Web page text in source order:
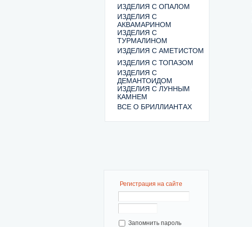
ИЗДЕЛИЯ С ОПАЛОМ
ИЗДЕЛИЯ С
АКВАМАРИНОМ
ИЗДЕЛИЯ С
ТУРМАЛИНОМ
ИЗДЕЛИЯ С АМЕТИСТОМ
ИЗДЕЛИЯ С ТОПАЗОМ
ИЗДЕЛИЯ С
ДЕМАНТОИДОМ
ИЗДЕЛИЯ С ЛУННЫМ
КАМНЕМ
ВСЕ О БРИЛЛИАНТАХ
Регистрация на сайте
Запомнить пароль